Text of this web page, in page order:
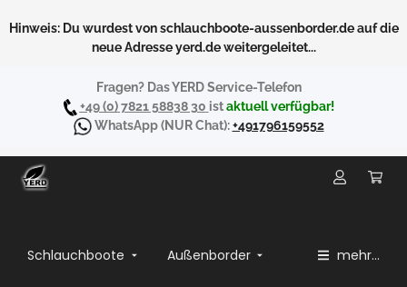
Hinweis: Du wurdest von schlauchboote-aussenborder.de auf die
neue Adresse yerd.de weitergeleitet...
Fragen? Das YERD Service-Telefon
+49 (0) 7821 58838 30 istaktuell verfügbar!
WhatsApp(NUR Chat):+491796159552
Schlauchboote Außenborder mehr...